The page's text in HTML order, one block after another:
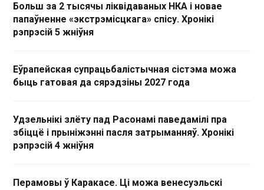
Больш за 2 тысячы ліквідаваных НКА і новае
папаўненне «экстрэмісцкага» спісу. Хронікі
рэпрэсій 5 жніўня
Еўрапейская супрацьбалістычная сістэма можа
быць гатовая да сярэдзіны 2027 года
Удзельнікі злёту пад Расонамі паведамілі пра
збіццё і прыніжэнні пасля затрыманняў. Хронікі
рэпрэсій 4 жніўня
Перамовы ў Каракасе. Ці можа венесуэльскі